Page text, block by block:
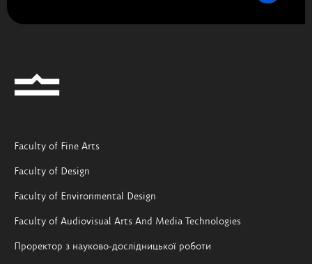
Faculty of Fine Arts
Faculty of Design
Faculty of Environmental Design
Faculty of Audiovisual Arts And Media Technologies
Проректор з науково-дослідницької роботи